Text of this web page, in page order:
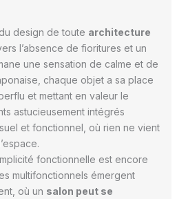
design de toute architecture
l’absence de fioritures et un
une sensation de calme et de
chaque objet a sa place
et mettant en valeur le
astucieusement intégrés
et fonctionnel, où rien ne vient
fonctionnelle est encore
multifonctionnels émergent
où un salon peut se